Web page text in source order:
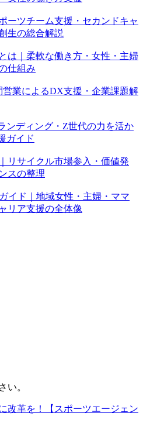
ーツチーム支援・セカンドキャ
生の総合解説
は｜柔軟な働き方・女性・主婦
仕組み
業によるDX支援・企業課題解
ンディング・Z世代の力を活か
ガイド
リサイクル市場参入・価値発
スの整理
イド｜地域女性・主婦・ママ
リア支援の全体像
い。
改革を！【スポーツエージェン